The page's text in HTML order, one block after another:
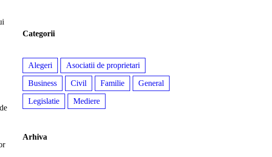
Categorii
Alegeri Asociatii de proprietari
Business Civil Familie General
Legislatie Mediere
Arhiva